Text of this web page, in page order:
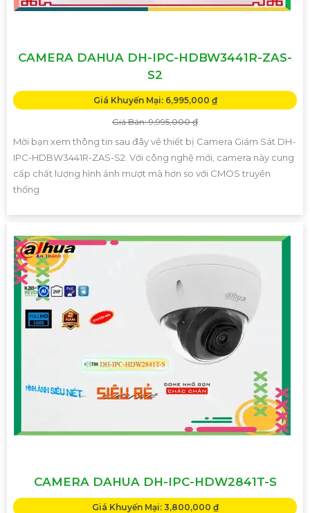
CAMERA DAHUA DH-IPC-HDBW3441R-ZAS-
S2
Giá Khuyến Mại: 6,995,000 ₫
Giá Bán: 9,995,000 ₫
Mời bạn xem thông tin sau đây về thiết bị Camera Giám Sát DH-
IPC-HDBW3441R-ZAS-S2. Với công nghệ mới, camera này cung
cấp chất lượng hình ảnh mượt mà hơn so với CMOS truyền
thống
CAMERA DAHUA DH-IPC-HDW2841T-S
Giá Khuyến Mại: 3,800,000 ₫